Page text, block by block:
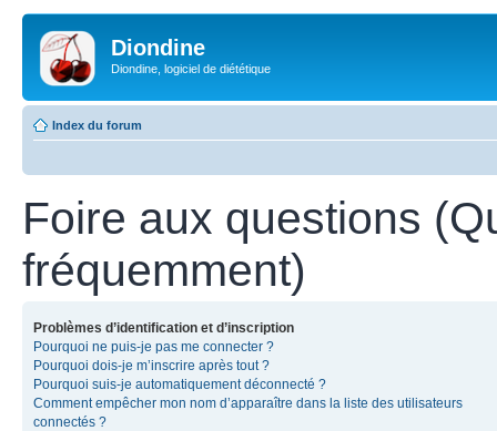
Diondine
Diondine, logiciel de diététique
Index du forum
Foire aux questions
fréquemment)
Problèmes d’identification et d’inscription
Pourquoi ne puis-je pas me connecter ?
Pourquoi dois-je m’inscrire après tout ?
Pourquoi suis-je automatiquement déconnecté ?
Comment empêcher mon nom d’apparaître dans la liste des utilisateurs
connectés ?